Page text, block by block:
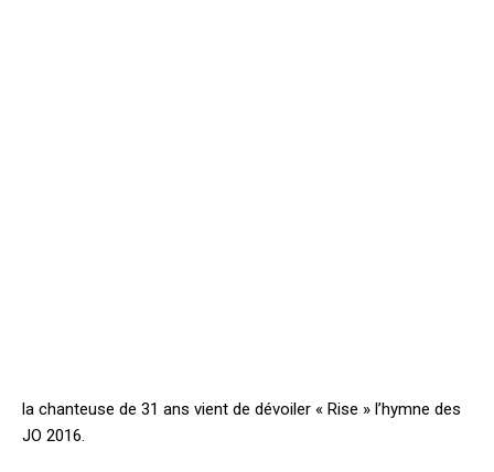
la chanteuse de 31 ans vient de dévoiler « Rise » l’hymne des
JO 2016.